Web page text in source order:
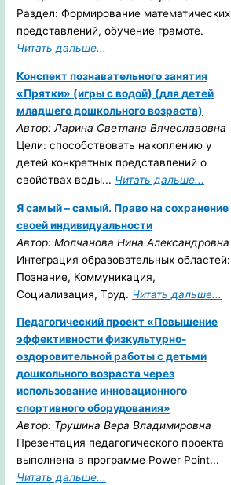
Раздел: Формирование математических
представлений, обучение грамоте.
Читать дальше...
Конспект познавательного занятия
«Прятки» (игры с водой) (для детей
младшего дошкольного возраста)
Автор: Ларина Светлана Вячеславовна
Цели: способствовать накоплению у
детей конкретных представлений о
свойствах воды... Читать дальше...
Я самый – самый. Право на сохранение
своей индивидуальности
Автор: Молчанова Нина Александровна
Интеграция образовательных областей:
Познание, Коммуникация,
Социализация, Труд. Читать дальше...
Педагогический проект «Повышение
эффективности физкультурно-
оздоровительной работы с детьми
дошкольного возраста через
использование инновационного
спортивного оборудования»
Автор: Трушина Вера Владимировна
Презентация педагогического проекта
выполнена в программе Power Point...
Читать дальше...